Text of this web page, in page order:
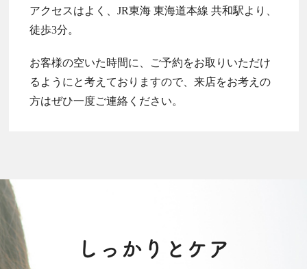
アクセスはよく、JR東海 東海道本線 共和駅より、
徒歩3分。
お客様の空いた時間に、ご予約をお取りいただけ
るようにと考えておりますので、来店をお考えの
方はぜひ一度ご連絡ください。
しっかりとケア